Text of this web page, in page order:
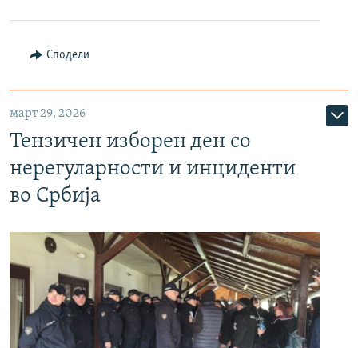
Сподели
март 29, 2026
Тензичен изборен ден со
нерегуларности и инциденти
во Србија